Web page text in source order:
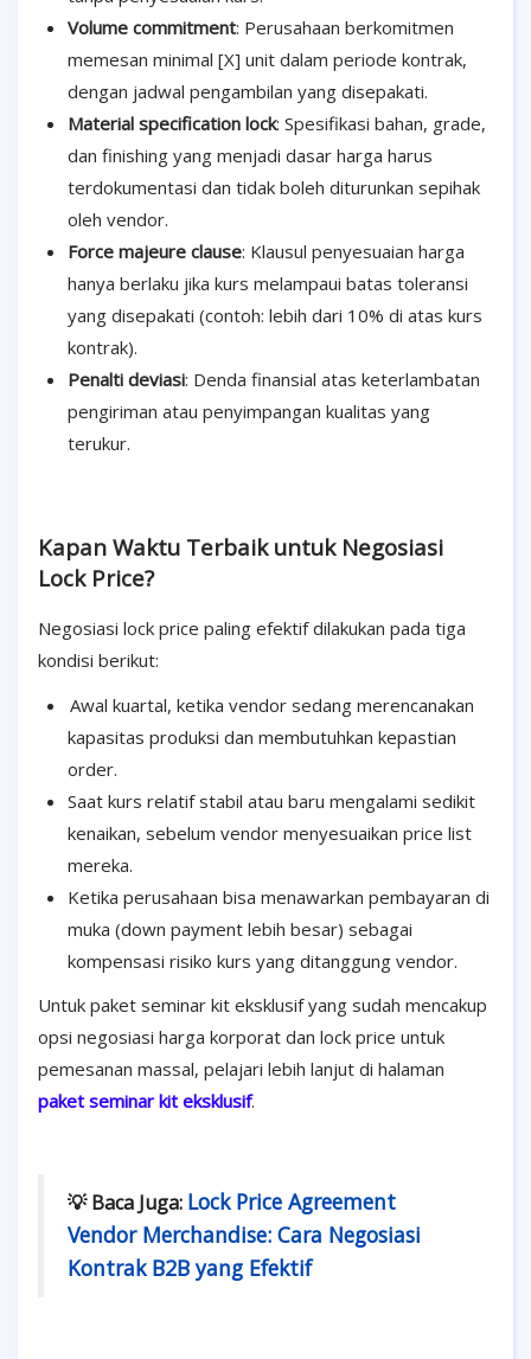
Volume commitment: Perusahaan berkomitmen
memesan minimal [X] unit dalam periode kontrak,
dengan jadwal pengambilan yang disepakati.
Material specification lock: Spesifikasi bahan, grade,
dan finishing yang menjadi dasar harga harus
terdokumentasi dan tidak boleh diturunkan sepihak
oleh vendor.
Force majeure clause: Klausul penyesuaian harga
hanya berlaku jika kurs melampaui batas toleransi
yang disepakati (contoh: lebih dari 10% di atas kurs
kontrak).
Penalti deviasi: Denda finansial atas keterlambatan
pengiriman atau penyimpangan kualitas yang
terukur.
Kapan Waktu Terbaik untuk Negosiasi
Lock Price?
Negosiasi lock price paling efektif dilakukan pada tiga
kondisi berikut:
Awal kuartal, ketika vendor sedang merencanakan
kapasitas produksi dan membutuhkan kepastian
order.
Saat kurs relatif stabil atau baru mengalami sedikit
kenaikan, sebelum vendor menyesuaikan price list
mereka.
Ketika perusahaan bisa menawarkan pembayaran di
muka (down payment lebih besar) sebagai
kompensasi risiko kurs yang ditanggung vendor.
Untuk paket seminar kit eksklusif yang sudah mencakup
opsi negosiasi harga korporat dan lock price untuk
pemesanan massal, pelajari lebih lanjut di halaman
paket seminar kit eksklusif.
💡 Baca Juga: Lock Price Agreement
Vendor Merchandise: Cara Negosiasi
Kontrak B2B yang Efektif